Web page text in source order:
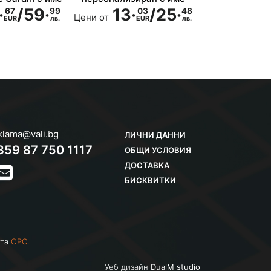
67
EUR/59·99
лв.
Цени от 13·03
EUR/25·48
лв.
87 750 1117
ЛИЧНИ ДАННИ
ОБЩИ УСЛОВИЯ
ДОСТАВКА
БИСКВИТКИ
OPC.
Уеб дизайн DualM studio